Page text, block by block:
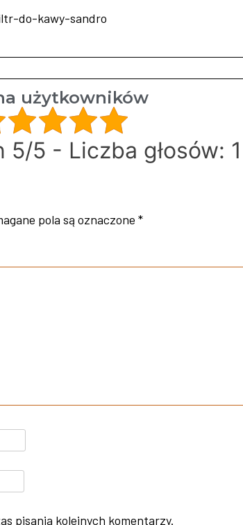
do-kawy-sandro
użytkowników
5/5 - Liczba głosów: 1
pola są oznaczone *
pisania kolejnych komentarzy.